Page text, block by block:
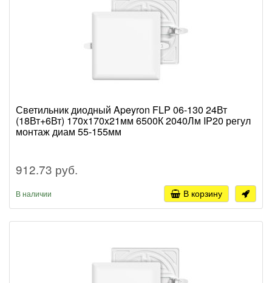
Светильник диодный Apeyron FLP 06-130 24Вт
(18Вт+6Вт) 170x170x21мм 6500К 2040Лм IP20 регул
монтаж диам 55-155мм
912.73 руб.
В наличии В корзину